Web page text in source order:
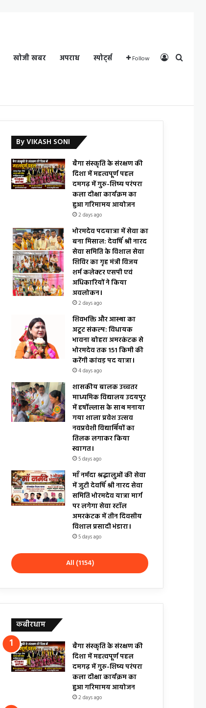
खोजी खबर अपराध स्पोर्ट्स Follow Log In
By VIKASH SONI
बैगा संस्कृति के संरक्षण की
दिशा में महत्वपूर्ण पहल
दमगढ़ में गुरु-शिष्य परंपरा
कला दीक्षा कार्यक्रम का
हुआ गरिमामय आयोजन
2 days ago
भोरमदेव पदयात्रा में सेवा का
बना मिसाल: देवर्षि श्री नारद
सेवा समिति के विशाल सेवा
शिविर का गृह मंत्री विजय
शर्म कलेक्टर एसपी एवं
अधिकारियों ने किया
अवलोकन।
2 days ago
शिवभक्ति और आस्था का
अटूट संकल्प: विधायक
भावना बोहरा अमरकंटक से
भोरमदेव तक 151 किमी की
करेंगी कांवड़ पद यात्रा।
4 days ago
शासकीय बालक उच्चतर
माध्यमिक विद्यालय उदयपुर
में हर्षोल्लास के साथ मनाया
गया शाला प्रवेश उत्सव
नवप्रवेशी विद्यार्थियों का
तिलक लगाकर किया
स्वागत।
5 days ago
माँ नर्मदा श्रद्धालुओं की सेवा
में जुटी देवर्षि श्री नारद सेवा
समिति भोरमदेव यात्रा मार्ग
पर लगेगा सेवा स्टॉल
अमरकंटक में तीन दिवसीय
विशाल प्रसादी भंडारा।
5 days ago
All (1154)
कबीरधाम
बैगा संस्कृति के संरक्षण की
दिशा में महत्वपूर्ण पहल
दमगढ़ में गुरु-शिष्य परंपरा
कला दीक्षा कार्यक्रम का
हुआ गरिमामय आयोजन
2 days ago